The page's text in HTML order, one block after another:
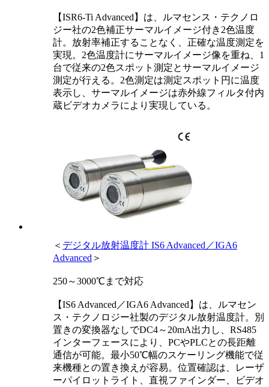
【ISR6-Ti Advanced】は、ルマセンス・テクノロ
ジー社の2色補正サーマルイメージ付き2色温度
計。放射率補正することなく、正確な温度測定を
実現。2色温度計にサーマルイメージ像を重ね、1
台で従来の2色スポット測定とサーマルイメージ
測定が行える。2色測定は測定スポット円に温度
表示し、サーマルイメージは赤外線フィルタ付内
蔵ビデオカメラにより実現している。
＜ デジタル放射温度計 IS6 Advanced／IGA6
Advanced ＞
250～3000℃まで対応
【IS6 Advanced／IGA6 Advanced】は、ルマセン
ス・テクノロジー社製のデジタル放射温度計。別
置きの変換器なしでDC4～20mA出力し、RS485
インターフェースにより、PCやPLCとの長距離
通信が可能。最小50℃幅のスケーリング機能で従
来機種との置き換えが容易。位置確認は、レーザ
ーパイロットライト、直視ファインダー、ビデオ